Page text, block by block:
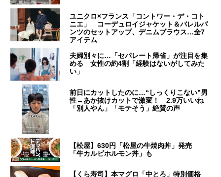
ユニクロ×フランス「コントワー・デ・コト
ニエ」 コーデュロイジャケット＆バレルパ
ンツのセットアップ、デニムブラウス…全7
アイテム
夫婦別々に…「セパレート帰省」が注目を集
める 女性の約4割「経験はないがしてみた
い」
前日にカットしたのに…“しっくりこない”男
性→あか抜けカットで激変！ 2.9万いいね
「別人やん」「モテそう」絶賛の声
【松屋】630円「松屋の牛焼肉丼」発売
「牛カルビホルモン丼」も
【くら寿司】本マグロ「中とろ」特別価格